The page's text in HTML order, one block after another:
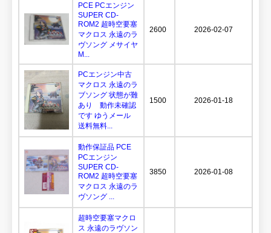
PCE PCエンジン
SUPER CD-
ROM2 超時空要塞
マクロス 永遠のラ
ヴソング メサイヤ
M...
2600 2026-02-07
PCエンジン中古
マクロス 永遠のラ
ブソング 状態が難
あり 動作未確認
です ゆうメール
送料無料...
1500 2026-01-18
動作保証品 PCE
PCエンジン
SUPER CD-
ROM2 超時空要塞
マクロス 永遠のラ
ヴソング ...
3850 2026-01-08
超時空要塞マクロ
ス 永遠のラヴソン